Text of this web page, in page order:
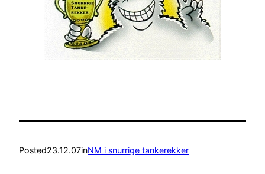
Posted23.12.07inNM i snurrige tankerekker